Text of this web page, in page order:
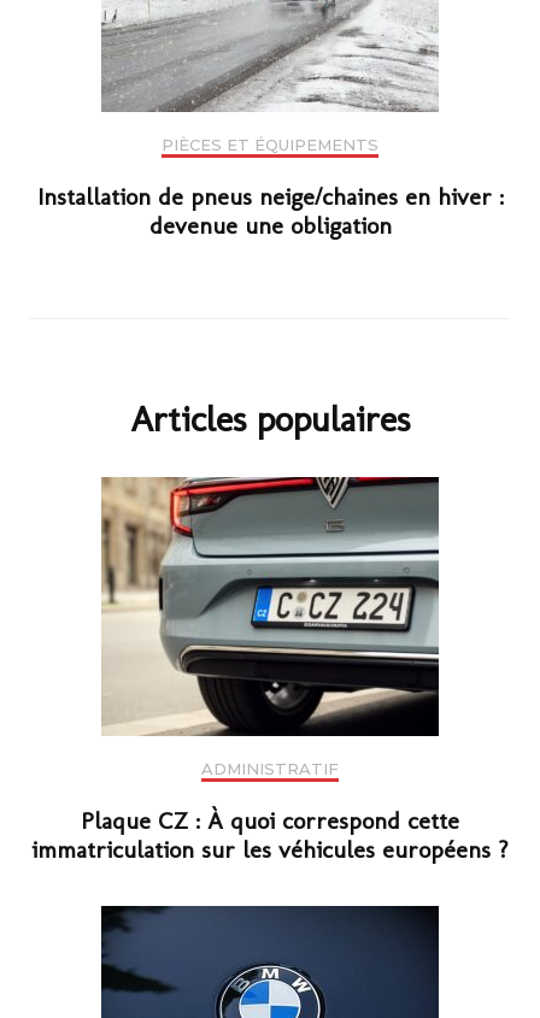
PIÈCES ET ÉQUIPEMENTS
Installation de pneus neige/chaines en hiver :
devenue une obligation
Articles populaires
ADMINISTRATIF
Plaque CZ : À quoi correspond cette
immatriculation sur les véhicules européens ?